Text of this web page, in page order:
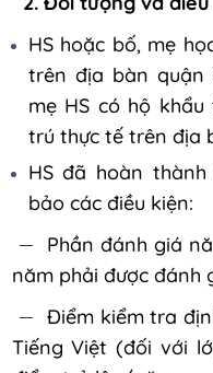
HS hoặc bố, mẹ
trên địa bàn quận
mẹ HS có hộ
trú thực tế trên địa
HS đã hoàn
bảo các điều kiện:
− Phần đánh giá
năm phải được đánh
− Điểm kiểm tra
Tiếng Việt (đối với